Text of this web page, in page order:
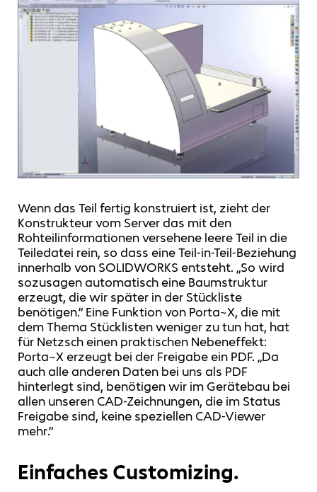
Wenn das Teil fertig konstruiert ist, zieht der
Konstrukteur vom Server das mit den
Rohteilinformationen versehene leere Teil in die
Teiledatei rein, so dass eine Teil-in-Teil-Beziehung
innerhalb von SOLIDWORKS entsteht. „So wird
sozusagen automatisch eine Baumstruktur
erzeugt, die wir später in der Stückliste
benötigen.“ Eine Funktion von Porta~X, die mit
dem Thema Stücklisten weniger zu tun hat, hat
für Netzsch einen praktischen Nebeneffekt:
Porta~X erzeugt bei der Freigabe ein PDF. „Da
auch alle anderen Daten bei uns als PDF
hinterlegt sind, benötigen wir im Gerätebau bei
allen unseren CAD-Zeichnungen, die im Status
Freigabe sind, keine speziellen CAD-Viewer
mehr.“
Einfaches Customizing.